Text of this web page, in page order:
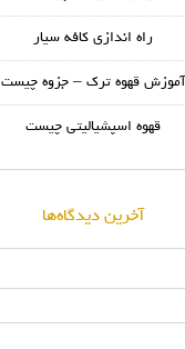
راه اندازی کافه سیار
آموزش قهوه ترک – جزوه چیست
قهوه اسپشیالیتی چیست
آخرین دیدگاه‌ها